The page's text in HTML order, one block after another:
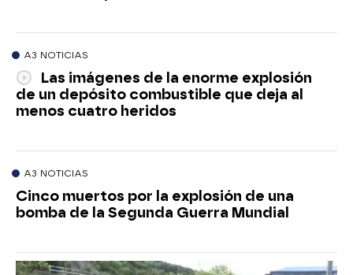
A3 NOTICIAS
Las imágenes de la enorme explosión
de un depósito combustible que deja al
menos cuatro heridos
A3 NOTICIAS
Cinco muertos por la explosión de una
bomba de la Segunda Guerra Mundial